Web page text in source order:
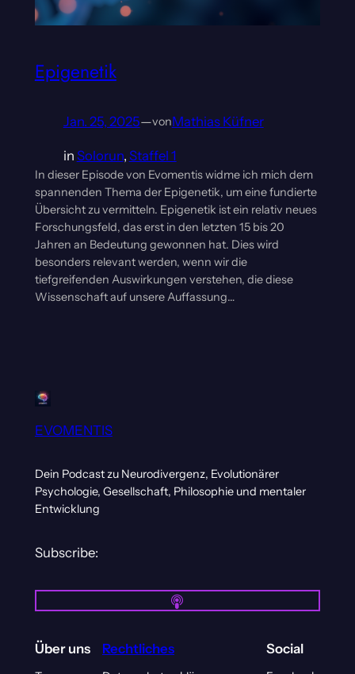
Epigenetik
Jan. 25, 2025—vonMathias Küfner
in Solorun, Staffel 1
In dieser Episode von Evomentis widme ich mich dem
spannenden Thema der Epigenetik, um eine fundierte
Übersicht zu vermitteln. Epigenetik ist ein relativ neues
Forschungsfeld, das erst in den letzten 15 bis 20
Jahren an Bedeutung gewonnen hat. Dies wird
besonders relevant werden, wenn wir die
tiefgreifenden Auswirkungen verstehen, die diese
Wissenschaft auf unsere Auffassung…
EVOMENTIS
Dein Podcast zu Neurodivergenz, Evolutionärer
Psychologie, Gesellschaft, Philosophie und mentaler
Entwicklung
Subscribe:
Über uns Rechtliches Social